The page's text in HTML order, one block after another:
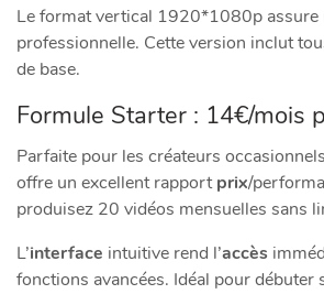
Le format vertical 1920*1080p assure
professionnelle. Cette version inclut
de base.
Formule Starter : 14€/mois
Parfaite pour les créateurs
offre un excellent rapportprix/
produisez 20 vidéos mensuelles sans
L’interface intuitive rend l’accès
fonctions avancées. Idéal pour débuter